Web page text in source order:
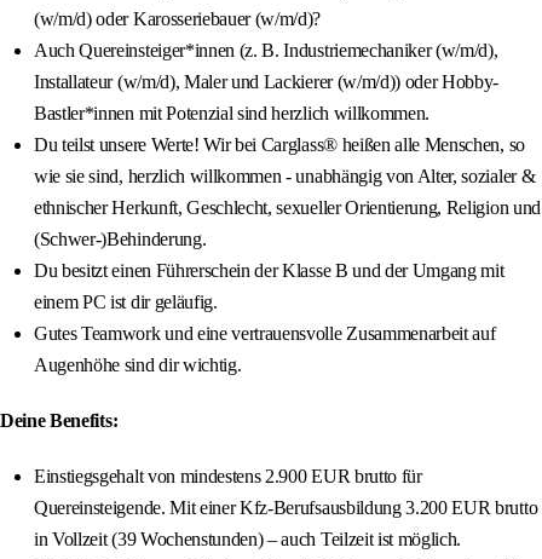
(w/m/d) oder Karosseriebauer (w/m/d)?
Auch Quereinsteiger*innen (z. B. Industriemechaniker (w/m/d),
Installateur (w/m/d), Maler und Lackierer (w/m/d)) oder Hobby-
Bastler*innen mit Potenzial sind herzlich willkommen.
Du teilst unsere Werte! Wir bei Carglass® heißen alle Menschen, so
wie sie sind, herzlich willkommen - unabhängig von Alter, sozialer &
ethnischer Herkunft, Geschlecht, sexueller Orientierung, Religion und
(Schwer-)Behinderung.
Du besitzt einen Führerschein der Klasse B und der Umgang mit
einem PC ist dir geläufig.
Gutes Teamwork und eine vertrauensvolle Zusammenarbeit auf
Augenhöhe sind dir wichtig.
Deine Benefits:
Einstiegsgehalt von mindestens 2.900 EUR brutto für
Quereinsteigende. Mit einer Kfz-Berufsausbildung 3.200 EUR brutto
in Vollzeit (39 Wochenstunden) – auch Teilzeit ist möglich.